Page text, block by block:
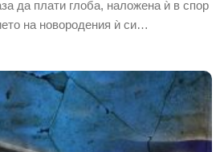
да плати глоба, наложена ѝ в спор
на новородения ѝ си…